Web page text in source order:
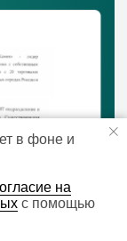
в фоне и
на
с помощью